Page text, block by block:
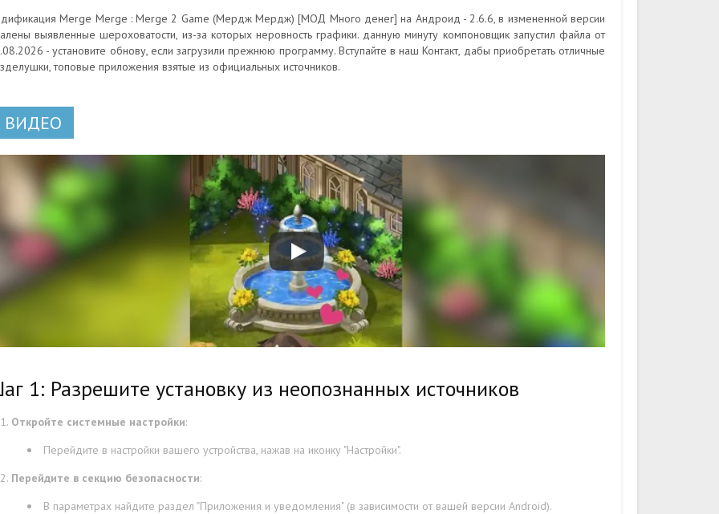
Merge Merge : Merge 2 Game (Мердж Мердж) [МОД Много денег] на Андроид - 2.6.6, в измененной версии
выявленные шероховатости, из-за которых неровность графики. данную минуту компоновщик запустил файла от
- установите обнову, если загрузили прежнюю программу. Вступайте в наш Контакт, дабы приобретать отличные
топовые приложения взятые из официальных источников.
ВИДЕО
1: Разрешите установку из неопознанных источников
Откройте системные настройки:
Перейдите в настройки вашего устройства, нажав на иконку "Настройки".
Перейдите в секцию безопасности:
В параметрах найдите раздел "Приложения и уведомления" (в зависимости от вашей версии Android).